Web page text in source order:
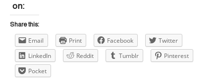
on:
Share this:
Email Print Facebook
Twitter
LinkedIn
Reddit Tumblr
Pinterest
Pocket